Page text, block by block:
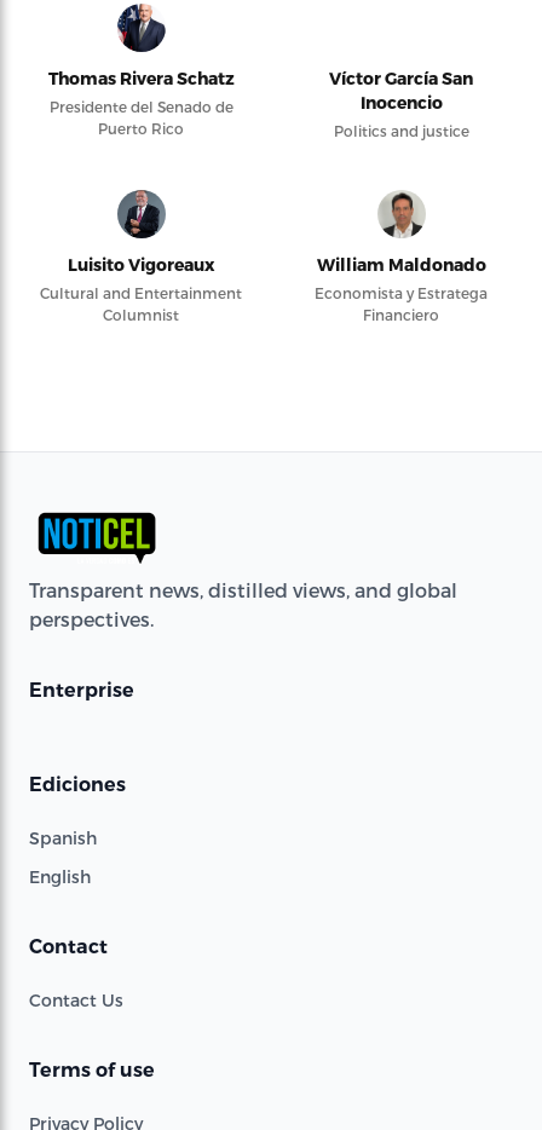
Thomas Rivera Schatz
Presidente del Senado de
Puerto Rico
Víctor García San
Inocencio
Politics and justice
Luisito Vigoreaux
Cultural and Entertainment
Columnist
William Maldonado
Economista y Estratega
Financiero
Transparent news, distilled views, and global
perspectives.
Enterprise
Ediciones
Spanish
English
Contact
Contact Us
Terms of use
Privacy Policy